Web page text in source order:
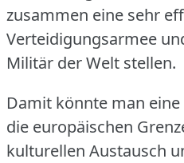
zusammen eine sehr
Verteidigungsarmee
Militär der Welt stellen.
Damit könnte man
die europäischen
kulturellen Austausch